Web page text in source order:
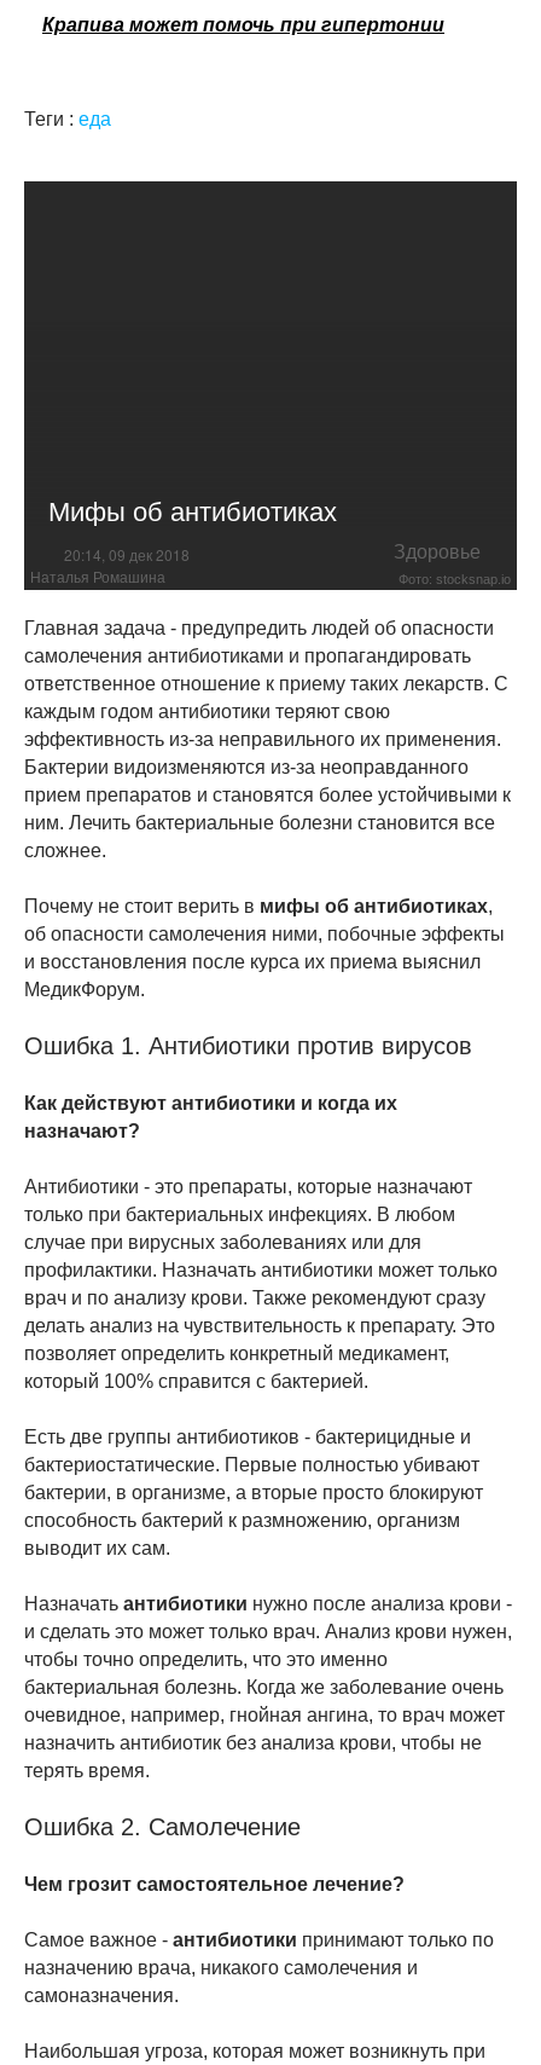
Крапива может помочь при гипертонии
Теги : еда
Мифы об антибиотиках
20:14, 09 дек 2018 Здоровье
Наталья Ромашина Фото: stocksnap.io
Главная задача - предупредить людей об опасности
самолечения антибиотиками и пропагандировать
ответственное отношение к приему таких лекарств. С
каждым годом антибиотики теряют свою
эффективность из-за неправильного их применения.
Бактерии видоизменяются из-за неоправданного
прием препаратов и становятся более устойчивыми к
ним. Лечить бактериальные болезни становится все
сложнее.
Почему не стоит верить в мифы об антибиотиках,
об опасности самолечения ними, побочные эффекты
и восстановления после курса их приема выяснил
МедикФорум.
Ошибка 1. Антибиотики против вирусов
Как действуют антибиотики и когда их
назначают?
Антибиотики - это препараты, которые назначают
только при бактериальных инфекциях. В любом
случае при вирусных заболеваниях или для
профилактики. Назначать антибиотики может только
врач и по анализу крови. Также рекомендуют сразу
делать анализ на чувствительность к препарату. Это
позволяет определить конкретный медикамент,
который 100% справится с бактерией.
Есть две группы антибиотиков - бактерицидные и
бактериостатические. Первые полностью убивают
бактерии, в организме, а вторые просто блокируют
способность бактерий к размножению, организм
выводит их сам.
Назначать антибиотики нужно после анализа крови -
и сделать это может только врач. Анализ крови нужен,
чтобы точно определить, что это именно
бактериальная болезнь. Когда же заболевание очень
очевидное, например, гнойная ангина, то врач может
назначить антибиотик без анализа крови, чтобы не
терять время.
Ошибка 2. Самолечение
Чем грозит самостоятельное лечение?
Самое важное - антибиотики принимают только по
назначению врача, никакого самолечения и
самоназначения.
Наибольшая угроза, которая может возникнуть при